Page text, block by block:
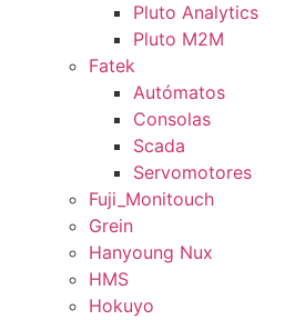
Pluto Analytics
Pluto M2M
Fatek
Autómatos
Consolas
Scada
Servomotores
Fuji_Monitouch
Grein
Hanyoung Nux
HMS
Hokuyo